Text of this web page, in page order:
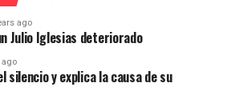
ago
Julio Iglesias deteriorado
ago
silencio y explica la causa de su